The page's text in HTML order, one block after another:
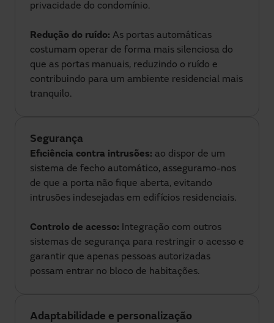
privacidade do condomínio.
Redução do ruído: As portas automáticas
costumam operar de forma mais silenciosa do
que as portas manuais, reduzindo o ruído e
contribuindo para um ambiente residencial mais
tranquilo.
Segurança
Eficiência contra intrusões: ao dispor de um
sistema de fecho automático, asseguramo-nos
de que a porta não fique aberta, evitando
intrusões indesejadas em edifícios residenciais.
Controlo de acesso: Integração com outros
sistemas de segurança para restringir o acesso e
garantir que apenas pessoas autorizadas
possam entrar no bloco de habitações.
Adaptabilidade e personalização